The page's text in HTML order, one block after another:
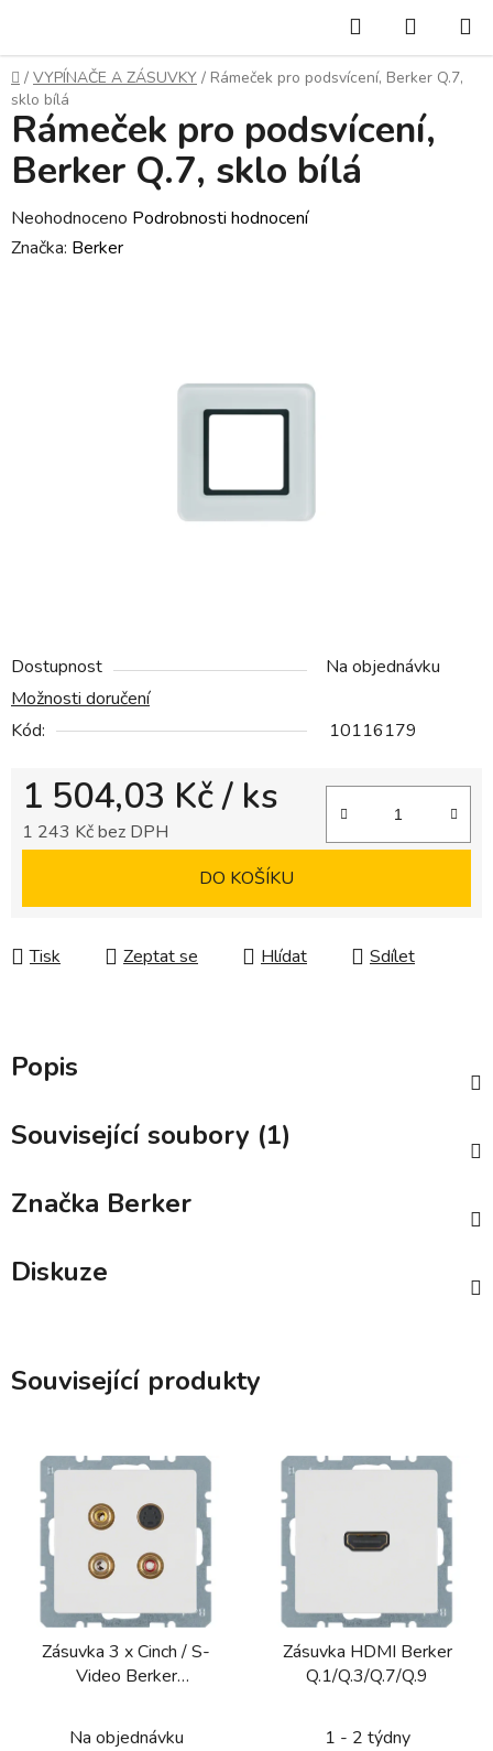
obsah
Hledat
KOŠÍK
Domů
/ VYPÍNAČE A ZÁSUVKY / Rámeček pro podsvícení, Berker Q.7,
sklo bílá
Dostupnost
Na objednávku
Možnosti doručení
Kód:
10116179
1 504,03 Kč/ ks
1 243 Kč bez DPH
DO KOŠÍKU
Tisk Zeptat se Hlídat Sdílet
Rámeček pro podsvícení,
Berker Q.7, sklo bílá
Průměrné
hodnocení
Neohodnoceno Podrobnosti hodnocení
Značka: Berker
Popis
Související soubory (1)
Značka Berker
Diskuze
Související produkty
Zásuvka 3 x Cinch / S-
Video Berker
Na objednávku
Zásuvka HDMI Berker
Q.1/Q.3/Q.7/Q.9
1 - 2 týdny